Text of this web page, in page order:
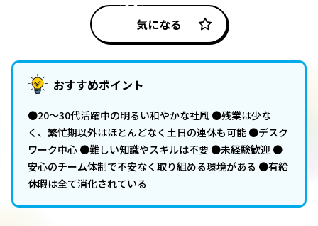
気になる
おすすめポイント
●20〜30代活躍中の明るい和やかな社風 ●残業は少な
く、繁忙期以外はほとんどなく⼟⽇の連休も可能 ●デスク
ワーク中⼼ ●難しい知識やスキルは不要 ●未経験歓迎 ●
安⼼のチーム体制で不安なく取り組める環境がある ●有給
休暇は全て消化されている